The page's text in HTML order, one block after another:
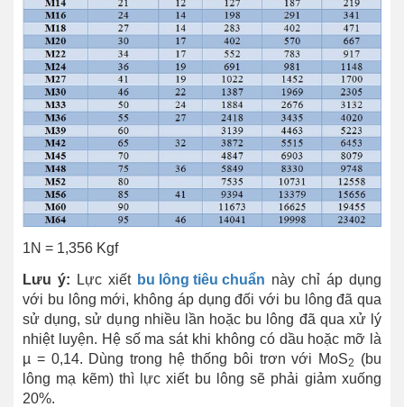
1N = 1,356 Kgf
Lưu ý: Lực xiết bu lông tiêu chuẩn này chỉ áp dụng
với bu lông mới, không áp dụng đối với bu lông đã qua
sử dụng, sử dụng nhiều lần hoặc bu lông đã qua xử lý
nhiệt luyện. Hệ số ma sát khi không có dầu hoặc mỡ là
µ = 0,14. Dùng trong hệ thống bôi trơn với MoS2
(bu
lông mạ kẽm) thì lực xiết bu lông sẽ phải giảm xuống
20%.